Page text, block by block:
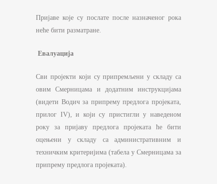
Пријаве које су послате после назначеног рока
неће бити разматране.
Евалуација
Сви пројекти који су припремљени у складу са
овим Смерницама и додатним инструкцијама
(видети Водич за припрему предлога пројеката,
прилог IV), и који су пристигли у наведеном
року за пријаву предлога пројеката ће бити
оцењени у складу са административним и
техничким критеријима (табела у Смерницама за
припрему предлога пројеката).